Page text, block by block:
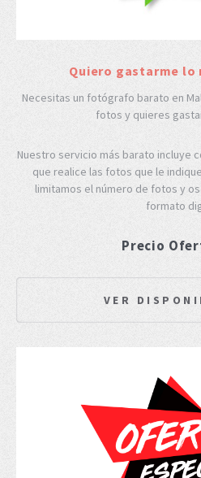
Quiero gastarme lo
Necesitas un fotógrafo barato en
fotos y quieres
Nuestro servicio más barato incluye
que realice las fotos que le
limitamos el número de fotos y
formato
Precio
VER